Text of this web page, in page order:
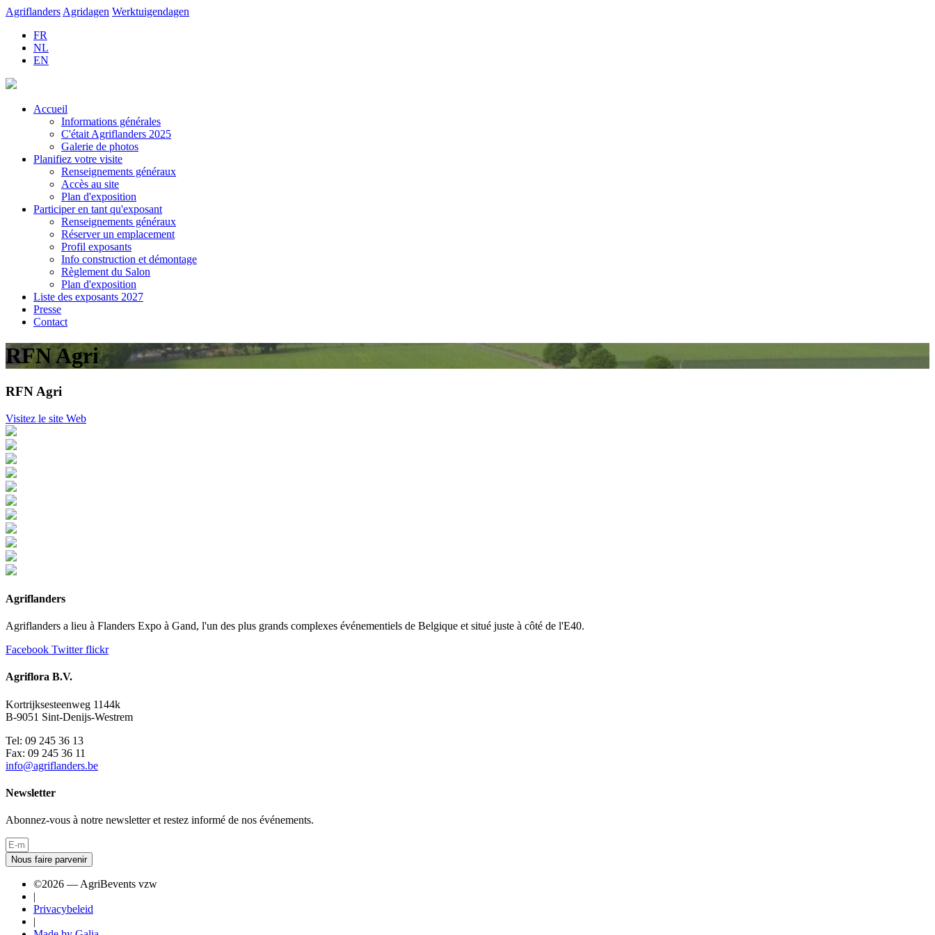
Agriflanders Agridagen Werktuigendagen
FR
NL
EN
Accueil
Informations générales
C'était Agriflanders 2025
Galerie de photos
Planifiez votre visite
Renseignements généraux
Accès au site
Plan d'exposition
Participer en tant qu'exposant
Renseignements généraux
Réserver un emplacement
Profil exposants
Info construction et démontage
Règlement du Salon
Plan d'exposition
Liste des exposants 2027
Presse
Contact
RFN Agri
RFN Agri
Visitez le site Web
Agriflanders
Agriflanders a lieu à Flanders Expo à Gand, l'un des plus grands complexes événementiels de Belgique et situé juste à côté de l'E40.
Facebook Twitter flickr
Agriflora B.V.
Kortrijksesteenweg 1144k
B-9051 Sint-Denijs-Westrem
Tel: 09 245 36 13
Fax: 09 245 36 11
info@agriflanders.be
Newsletter
Abonnez-vous à notre newsletter et restez informé de nos événements.
Nous faire parvenir
©2026 — AgriBevents vzw
|
Privacybeleid
|